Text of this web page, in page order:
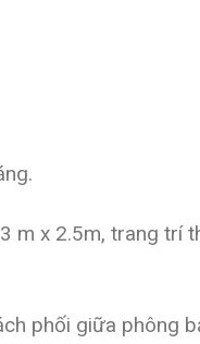
m x 2.5m, trang trí
phối giữa phông